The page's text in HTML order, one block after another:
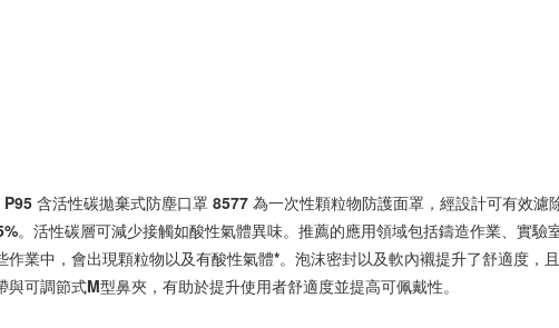
含活性碳拋棄式防塵口罩 8577 為一次性顆粒物防護面罩，經設計可有效濾
。活性碳層可減少接觸如酸性氣體異味。推薦的應用領域包括鑄造作業、實驗
作業中，會出現顆粒物以及有酸性氣體*。泡沫密封以及軟內襯提升了舒適度，
與可調節式M型鼻夾，有助於提升使用者舒適度並提高可佩戴性。